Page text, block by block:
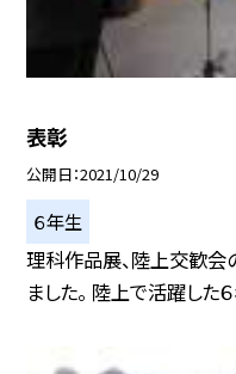
表彰
公開日 2021/10/29
６年生
理科作品展、陸上交歓
ました。 陸上で活躍した